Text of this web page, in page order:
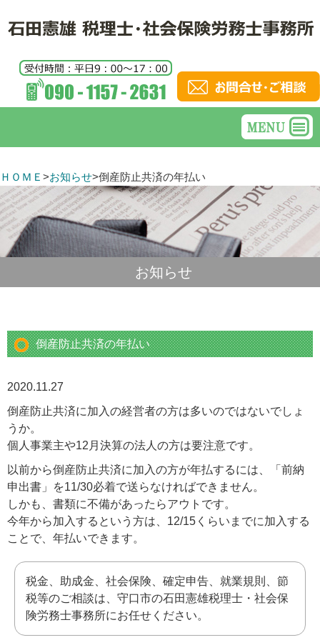
ＨＯＭＥ >お知らせ>倒産防止共済の年払い
お知らせ
倒産防止共済の年払い
2020.11.27
倒産防止共済に加入の経営者の方は多いのではないでしょ
うか。
個人事業主や12月決算の法人の方は要注意です。
以前から倒産防止共済に加入の方が年払するには、「前納
申出書」を11/30必着で送らなければできません。
しかも、書類に不備があったらアウトです。
今年から加入するという方は、12/15くらいまでに加入する
ことで、年払いできます。
税金、助成金、社会保険、確定申告、就業規則、節
税等のご相談は、守口市の石田憲雄税理士・社会保
険労務士事務所にお任せください。